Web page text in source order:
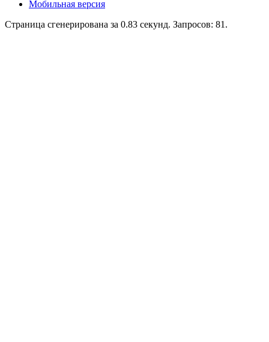
Мобильная версия
Страница сгенерирована за 0.83 секунд. Запросов: 81.